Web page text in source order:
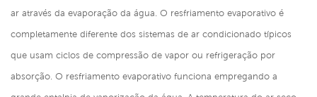
ar através da evaporação da água. O resfriamento evaporativo é
completamente diferente dos sistemas de ar condicionado típicos
que usam ciclos de compressão de vapor ou refrigeração por
absorção. O resfriamento evaporativo funciona empregando a